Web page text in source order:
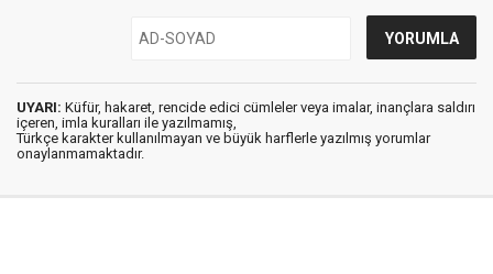
UYARI: Küfür, hakaret, rencide edici cümleler veya imalar, inançlara saldırı
içeren, imla kuralları ile yazılmamış,
Türkçe karakter kullanılmayan ve büyük harflerle yazılmış yorumlar
onaylanmamaktadır.